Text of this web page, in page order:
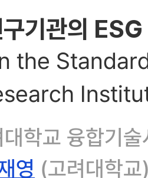
기관의
the
학교 융합기
영 (고려대학